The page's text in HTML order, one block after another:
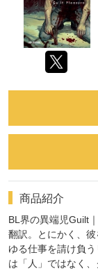
商品紹介
BL界の異端児Guilt
翻訳。とにかく、
ゆる仕事を請け負
は「人」ではなく